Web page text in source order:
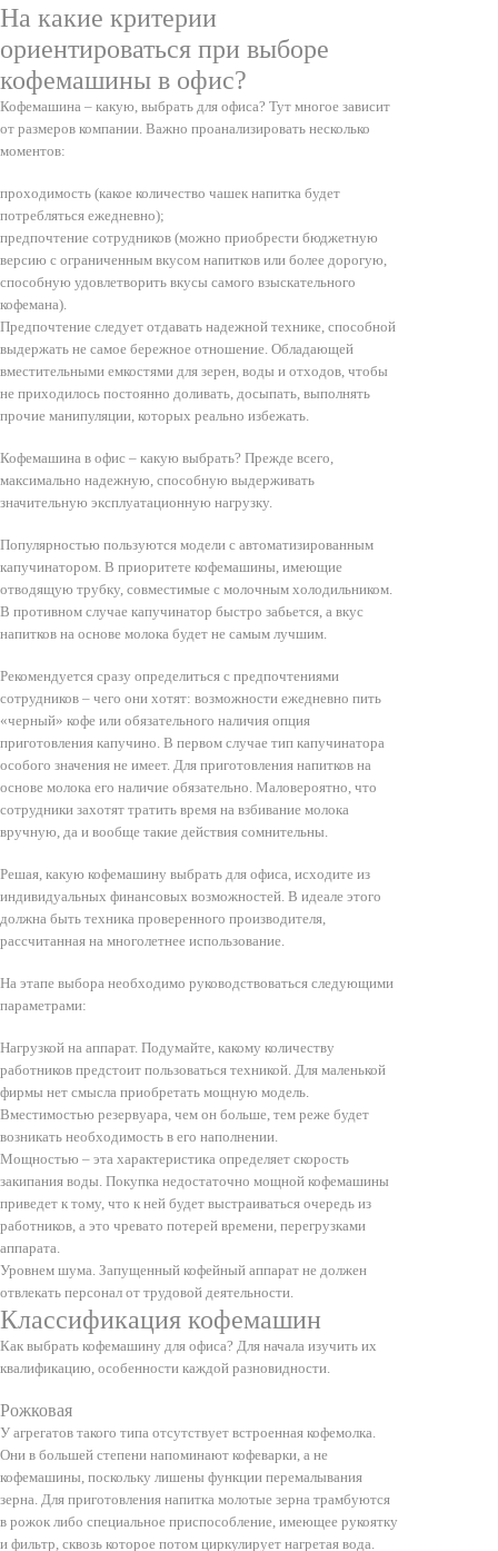
На какие критерии
ориентироваться при выборе
кофемашины в офис?
Кофемашина – какую, выбрать для офиса? Тут многое зависит
от размеров компании. Важно проанализировать несколько
моментов:
проходимость (какое количество чашек напитка будет
потребляться ежедневно);
предпочтение сотрудников (можно приобрести бюджетную
версию с ограниченным вкусом напитков или более дорогую,
способную удовлетворить вкусы самого взыскательного
кофемана).
Предпочтение следует отдавать надежной технике, способной
выдержать не самое бережное отношение. Обладающей
вместительными емкостями для зерен, воды и отходов, чтобы
не приходилось постоянно доливать, досыпать, выполнять
прочие манипуляции, которых реально избежать.
Кофемашина в офис – какую выбрать? Прежде всего,
максимально надежную, способную выдерживать
значительную эксплуатационную нагрузку.
Популярностью пользуются модели с автоматизированным
капучинатором. В приоритете кофемашины, имеющие
отводящую трубку, совместимые с молочным холодильником.
В противном случае капучинатор быстро забьется, а вкус
напитков на основе молока будет не самым лучшим.
Рекомендуется сразу определиться с предпочтениями
сотрудников – чего они хотят: возможности ежедневно пить
«черный» кофе или обязательного наличия опция
приготовления капучино. В первом случае тип капучинатора
особого значения не имеет. Для приготовления напитков на
основе молока его наличие обязательно. Маловероятно, что
сотрудники захотят тратить время на взбивание молока
вручную, да и вообще такие действия сомнительны.
Решая, какую кофемашину выбрать для офиса, исходите из
индивидуальных финансовых возможностей. В идеале этого
должна быть техника проверенного производителя,
рассчитанная на многолетнее использование.
На этапе выбора необходимо руководствоваться следующими
параметрами:
Нагрузкой на аппарат. Подумайте, какому количеству
работников предстоит пользоваться техникой. Для маленькой
фирмы нет смысла приобретать мощную модель.
Вместимостью резервуара, чем он больше, тем реже будет
возникать необходимость в его наполнении.
Мощностью – эта характеристика определяет скорость
закипания воды. Покупка недостаточно мощной кофемашины
приведет к тому, что к ней будет выстраиваться очередь из
работников, а это чревато потерей времени, перегрузками
аппарата.
Уровнем шума. Запущенный кофейный аппарат не должен
отвлекать персонал от трудовой деятельности.
Классификация кофемашин
Как выбрать кофемашину для офиса? Для начала изучить их
квалификацию, особенности каждой разновидности.
Рожковая
У агрегатов такого типа отсутствует встроенная кофемолка.
Они в большей степени напоминают кофеварки, а не
кофемашины, поскольку лишены функции перемалывания
зерна. Для приготовления напитка молотые зерна трамбуются
в рожок либо специальное приспособление, имеющее рукоятку
и фильтр, сквозь которое потом циркулирует нагретая вода.